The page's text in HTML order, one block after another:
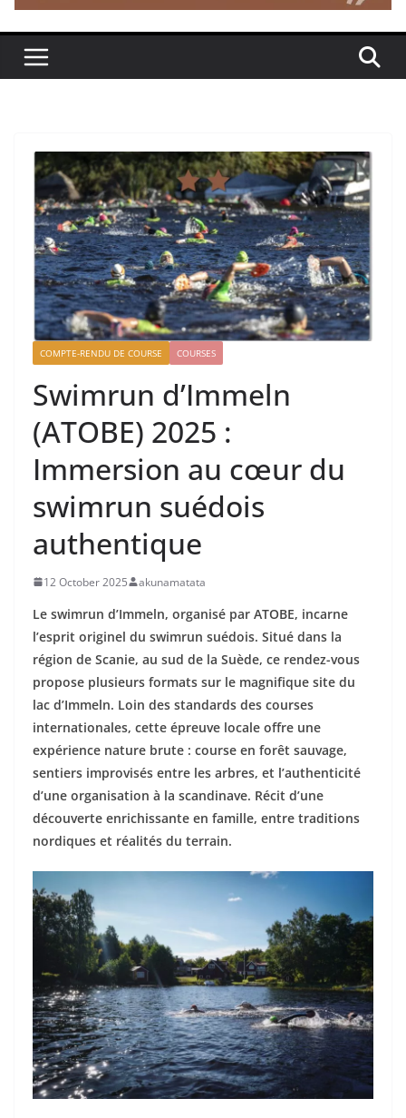
COMPTE-RENDU DE COURSE COURSES
Swimrun d’Immeln
(ATOBE) 2025 :
Immersion au cœur du
swimrun suédois
authentique
12 October 2025 akunamatata
Le swimrun d’Immeln, organisé par ATOBE, incarne
l’esprit originel du swimrun suédois. Situé dans la
région de Scanie, au sud de la Suède, ce rendez-vous
propose plusieurs formats sur le magnifique site du
lac d’Immeln. Loin des standards des courses
internationales, cette épreuve locale offre une
expérience nature brute : course en forêt sauvage,
sentiers improvisés entre les arbres, et l’authenticité
d’une organisation à la scandinave. Récit d’une
découverte enrichissante en famille, entre traditions
nordiques et réalités du terrain.